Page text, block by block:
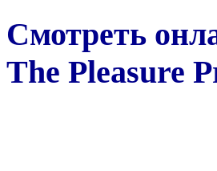
Смотреть
The Pleasure